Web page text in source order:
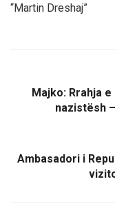
“Martin Dreshaj”
Majko: Rrahja
nazistësh
Ambasadori i